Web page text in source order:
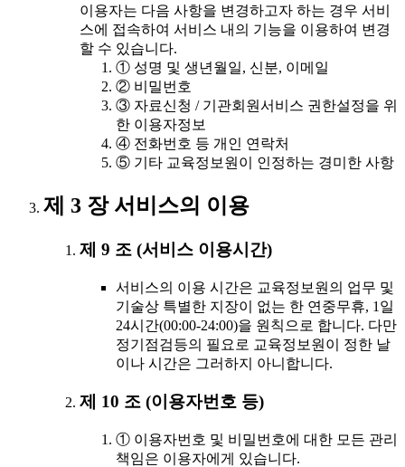
이용자는 다음 사항을 변경하고자 하는 경우 서비
스에 접속하여 서비스 내의 기능을 이용하여 변경
할 수 있습니다.
① 성명 및 생년월일, 신분, 이메일
② 비밀번호
③ 자료신청 / 기관회원서비스 권한설정을 위
한 이용자정보
④ 전화번호 등 개인 연락처
⑤ 기타 교육정보원이 인정하는 경미한 사항
제 3 장 서비스의 이용
제 9 조 (서비스 이용시간)
서비스의 이용 시간은 교육정보원의 업무 및
기술상 특별한 지장이 없는 한 연중무휴, 1일
24시간(00:00-24:00)을 원칙으로 합니다. 다만
정기점검등의 필요로 교육정보원이 정한 날
이나 시간은 그러하지 아니합니다.
제 10 조 (이용자번호 등)
① 이용자번호 및 비밀번호에 대한 모든 관리
책임은 이용자에게 있습니다.